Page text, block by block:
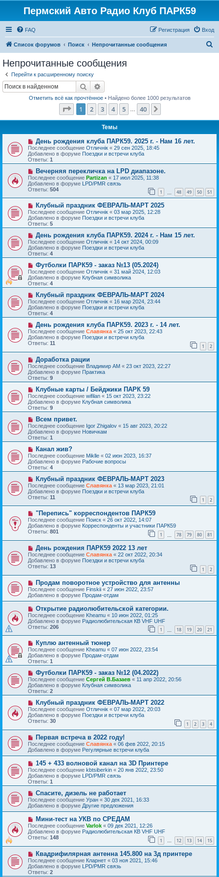
Пермский Авто Радио Клуб ПАРК59
FAQ Вход
Регистрация
Список форумов Поиск Непрочитанные сообщения
Непрочитанные сообщения
Перейти к расширенному поиску
Поиск
Отметить всё как прочтённое• Найдено более 1000 результатов
Страница из 40
1 2 3 4 5 40
Темы
Н
о
в
о
е
с
о
о
б
щ
е
н
и
е
День рождения клуба ПАРК59. 2025 г. - Нам 16 лет.
Последнее сообщение Отличнiк « 29 сен 2025, 18:45
Добавлено в форуме Поездки и встречи клуба
Ответы: 1
Н
о
в
о
е
с
о
б
щ
е
н
и
е
Вечерняя перекличка на LPD диапазоне.
Последнее сообщение Partizan « 17 июл 2025, 11:38
Добавлено в форуме LPD/PMR связь
Ответы: 504 1 48 49 50 51
Н
о
в
о
е
о
о
б
щ
е
и
е
Клубный праздник ФЕВРАЛЬ-МАРТ 2025
Последнее сообщение Отличнiк « 03 мар 2025, 12:28
Добавлено в форуме Поездки и встречи клуба
Ответы: 5
Н
о
в
о
е
с
о
б
щ
е
н
и
е
День рождения клуба ПАРК59. 2024 г. - Нам 15 лет.
Последнее сообщение Отличнiк « 14 окт 2024, 00:09
Добавлено в форуме Поездки и встречи клуба
Ответы: 4
Н
о
в
о
е
с
о
о
б
щ
н
и
е
Футболки ПАРК59 - заказ №13 (05.2024)
Последнее сообщение Отличнiк « 31 май 2024, 12:03
Добавлено в форуме Клубная символика
Ответы: 4
Н
о
в
о
е
о
о
б
щ
е
и
е
Клубный праздник ФЕВРАЛЬ-МАРТ 2024
Последнее сообщение Отличнiк « 16 мар 2024, 23:44
Добавлено в форуме Поездки и встречи клуба
Ответы: 4
Н
о
в
о
е
с
о
о
б
щ
е
н
и
е
День рождения клуба ПАРК59. 2023 г. - 14 лет.
Последнее сообщение Славянка « 25 окт 2023, 22:43
Добавлено в форуме Поездки и встречи клуба
Ответы: 11 1 2
Н
о
в
о
е
с
о
о
б
щ
е
н
и
е
Доработка рации
Последнее сообщение Владимир АМ « 23 окт 2023, 22:27
Добавлено в форуме Практика
Ответы: 9
Н
о
в
о
е
с
о
о
б
щ
е
н
и
е
Клубные карты / Бейджики ПАРК 59
Последнее сообщение wifilan « 15 окт 2023, 23:22
Добавлено в форуме Клубная символика
Ответы: 9
Н
о
в
о
е
с
о
о
б
щ
е
н
и
е
Всем привет.
Последнее сообщение Igor Zhigalov « 15 авг 2023, 20:22
Добавлено в форуме Новичкам
Ответы: 1
Н
о
в
о
е
с
о
о
б
щ
е
н
и
е
Канал жив?
Последнее сообщение Miklle « 02 июн 2023, 16:37
Добавлено в форуме Рабочие вопросы
Ответы: 4
Н
о
в
о
е
с
о
о
б
щ
н
и
е
Клубный праздник ФЕВРАЛЬ-МАРТ 2023
Последнее сообщение Славянка « 13 мар 2023, 21:01
Добавлено в форуме Поездки и встречи клуба
Ответы: 11 1 2
Н
о
в
о
с
о
о
б
щ
н
е
"Перепись" корреспондентов ПАРК59
Последнее сообщение Поиск « 26 окт 2022, 14:07
Добавлено в форуме Корреспонденты и участники ПАРК59
Ответы: 801 1 78 79 80 81
Н
о
в
о
е
с
о
о
б
е
н
и
е
День рождения ПАРК59 2022 13 лет
Последнее сообщение Славянка « 22 окт 2022, 20:34
Добавлено в форуме Поездки и встречи клуба
Ответы: 13 1 2
Н
о
в
о
с
о
о
б
щ
е
н
и
е
Продам поворотное устройство для антенны
Последнее сообщение Finskii « 27 июн 2022, 23:57
Добавлено в форуме Продам-отдам
Н
о
в
о
е
с
о
б
щ
е
н
и
е
Открытие радиолюбительской категории.
Последнее сообщение Kheamu « 10 июн 2022, 01:25
Добавлено в форуме Радиолюбительская КВ VHF UHF
Ответы: 206 1 18 19 20 21
Н
о
в
о
е
с
о
б
щ
е
н
и
е
Куплю антенный тюнер
Последнее сообщение Kheamu « 07 июн 2022, 23:54
Добавлено в форуме Продам-отдам
Ответы: 1
Н
о
в
о
е
с
о
б
щ
е
н
и
е
Футболки ПАРК59 - заказ №12 (04.2022)
Последнее сообщение Сергей В.Базаев « 11 апр 2022, 20:56
Добавлено в форуме Клубная символика
Ответы: 2
Н
о
в
о
с
о
б
е
н
и
е
Клубный праздник ФЕВРАЛЬ-МАРТ 2022
Последнее сообщение Отличнiк « 07 мар 2022, 20:03
Добавлено в форуме Поездки и встречи клуба
Ответы: 30 1 2 3 4
Н
о
в
о
с
о
о
б
е
н
и
е
Первая встреча в 2022 году!
Последнее сообщение Славянка « 06 фев 2022, 20:15
Добавлено в форуме Регулярные встречи клуба
Н
о
в
о
е
с
о
б
е
н
и
е
145 + 433 волновой канал на 3D Принтере
Последнее сообщение kbtsiberkin « 20 янв 2022, 23:50
Добавлено в форуме LPD/PMR связь
Ответы: 1
Н
о
в
о
е
с
о
о
б
е
н
и
е
Спасите, дизель не работает
Последнее сообщение Уран « 30 дек 2021, 16:33
Добавлено в форуме Другие предложения
Н
о
в
о
е
с
о
о
б
щ
Мини-тест на УКВ по СРЕДАМ
Последнее сообщение Varlok « 09 дек 2021, 12:26
Добавлено в форуме Радиолюбительская КВ VHF UHF
Ответы: 148 1 … 12 13 14 15
Н
о
в
о
Квадрифилярная антенна 145.800 на 3д принтере
Последнее сообщение Кларнет « 03 ноя 2021, 15:46
Добавлено в форуме LPD/PMR связь
Ответы: 2